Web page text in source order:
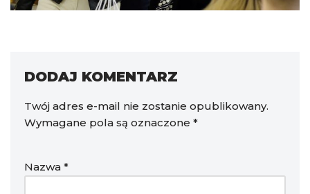
DODAJ KOMENTARZ
Twój adres e-mail nie zostanie opublikowany.
Wymagane pola są oznaczone *
Nazwa *